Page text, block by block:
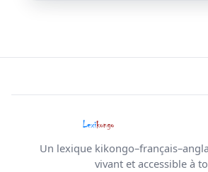
Un lexique
vivant et accessible à